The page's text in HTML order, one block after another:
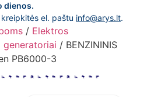
dienos.
el. paštu info@arys.lt.
/ Elektros
generatoriai / BENZININIS
PB6000-3